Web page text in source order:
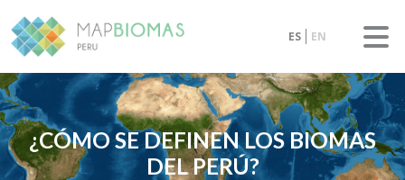
ES EN
¿CÓMO SE DEFINEN LOS BIOMAS
DEL PERÚ?